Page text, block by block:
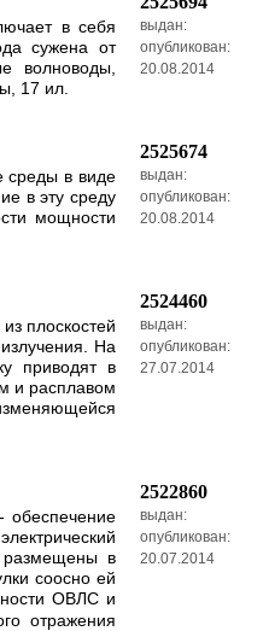
в себя
сужена от
волноводы,
17 ил.
выдан:
опубликован:
20.08.2014
среды в виде
в эту среду
мощности
2525674
выдан:
опубликован:
20.08.2014
плоскостей
На
приводят в
и расплавом
2524460
выдан:
опубликован:
27.07.2014
обеспечение
в
соосно ей
ОВЛС и
отражения
2522860
выдан:
опубликован:
20.07.2014